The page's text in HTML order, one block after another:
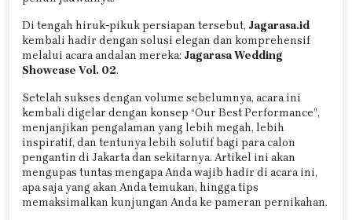
Di tengah hiruk-pikuk persiapan tersebut, Jagarasa.id
kembali hadir dengan solusi elegan dan komprehensif
melalui acara andalan mereka: Jagarasa Wedding
Showcase Vol. 02.
Setelah sukses dengan volume sebelumnya, acara ini
kembali digelar dengan konsep “Our Best Performance”,
menjanjikan pengalaman yang lebih megah, lebih
inspiratif, dan tentunya lebih solutif bagi para calon
pengantin di Jakarta dan sekitarnya. Artikel ini akan
mengupas tuntas mengapa Anda wajib hadir di acara ini,
apa saja yang akan Anda temukan, hingga tips
memaksimalkan kunjungan Anda ke pameran pernikahan.